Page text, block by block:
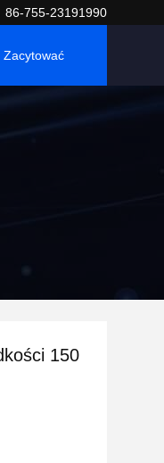
86-755-23191990
Zacytować
150